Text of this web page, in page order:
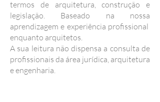
termos de arquitetura, construção e
legislação. Baseado na nossa
aprendizagem e experiência profissional
enquanto arquitetos.
A sua leitura não dispensa a consulta de
profissionais da área jurídica, arquitetura
e engenharia.